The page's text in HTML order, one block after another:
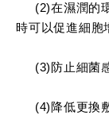
(2)在濕潤的環
時可以促進細胞
(3)防止細菌
(4)降低更換敷